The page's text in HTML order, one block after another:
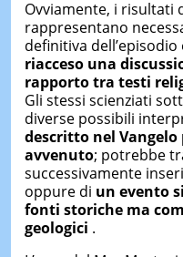
Ovviamente, i risultati
rappresentano
definitiva
riacceso una
rapporto tra testi
Gli stessi scienziati
diverse possibili
descritto nel
avvenuto; potrebbe
successivamente
oppure di un evento
fonti storiche ma
geologici .